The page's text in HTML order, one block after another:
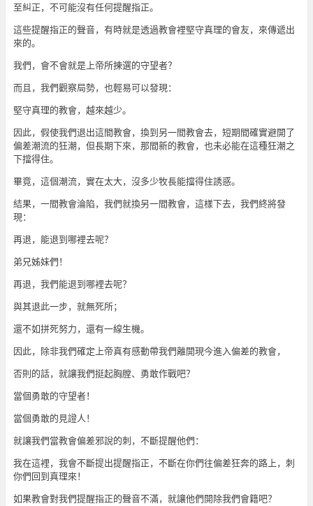
至糾正，不可能沒有任何提醒指正。
這些提醒指正的聲音，有時就是透過教會裡堅守真理的會友，來傳遞出
來的。
我們，會不會就是上帝所揀選的守望者？
而且，我們觀察局勢，也輕易可以發現：
堅守真理的教會，越來越少。
因此，假使我們退出這間教會，換到另一間教會去，短期間確實避開了
偏差潮流的狂潮，但長期下來，那間新的教會，也未必能在這種狂潮之
下擋得住。
畢竟，這個潮流，實在太大，沒多少牧長能擋得住誘惑。
結果，一間教會淪陷，我們就換另一間教會，這樣下去，我們終將發
現：
再退，能退到哪裡去呢？
弟兄姊妹們！
再退，我們能退到哪裡去呢？
與其退此一步，就無死所；
還不如拼死努力，還有一線生機。
因此，除非我們確定上帝真有感動帶我們離開現今進入偏差的教會，
否則的話，就讓我們挺起胸膛、勇敢作戰吧？
當個勇敢的守望者！
當個勇敢的見證人！
就讓我們當教會偏差邪說的刺，不斷提醒他們：
我在這裡，我會不斷提出提醒指正，不斷在你們往偏差狂奔的路上，刺
你們回到真理來！
如果教會對我們提醒指正的聲音不滿，就讓他們開除我們會籍吧？